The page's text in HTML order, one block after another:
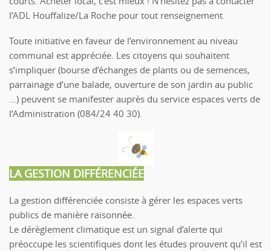
l’ADL Houffalize/La Roche pour tout renseignement.
Toute initiative en faveur de l’environnement au niveau
communal est appréciée. Les citoyens qui souhaitent
s’impliquer (bourse d’échanges de plants ou de semences,
parrainage d’une balade, ouverture de son jardin au public
…) peuvent se manifester auprès du service espaces verts de
l’Administration (084/24 40 30).
LA GESTION DIFFÉRENCIÉE
La gestion différenciée consiste à gérer les espaces verts
publics de manière raisonnée.
Le dérèglement climatique est un signal d’alerte qui
préoccupe les scientifiques dont les études prouvent qu’il est